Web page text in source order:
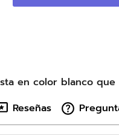
en color blanco
Reseñas